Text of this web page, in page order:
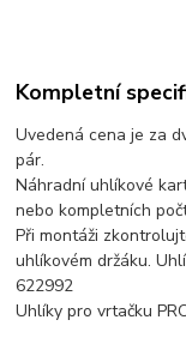
Kompletní
Uvedená cena je za
pár.
Náhradní uhlíkové
nebo kompletních
Při montáži
uhlíkovém držáku.
622992
Uhlíky pro vrtačku